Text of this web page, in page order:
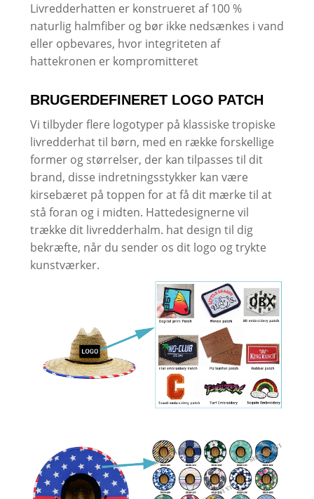
Livredderhatten er konstrueret af 100 %
naturlig halmfiber og bør ikke nedsænkes i vand
eller opbevares, hvor integriteten af ​​
hattekronen er kompromitteret
BRUGERDEFINERET LOGO PATCH
Vi tilbyder flere logotyper på klassiske tropiske
livredderhat til børn, med en række forskellige
former og størrelser, der kan tilpasses til dit
brand, disse indretningsstykker kan være
kirsebæret på toppen for at få dit mærke til at
stå foran og i midten. Hattedesignerne vil
trække dit livredderhalm. hat design til dig
bekræfte, når du sender os dit logo og trykte
kunstværker.